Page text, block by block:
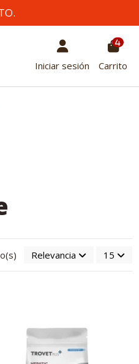
Iniciar sesión
4
Carrito
Relevancia 15